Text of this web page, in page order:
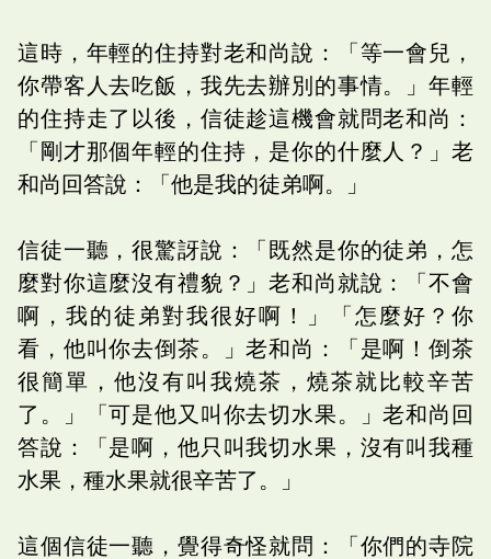
這時，年輕的住持對老和尚說：「等一會兒，
你帶客人去吃飯，我先去辦別的事情。」年輕
的住持走了以後，信徒趁這機會就問老和尚：
「剛才那個年輕的住持，是你的什麼人？」老
和尚回答說：「他是我的徒弟啊。」
信徒一聽，很驚訝說：「既然是你的徒弟，怎
麼對你這麼沒有禮貌？」老和尚就說：「不會
啊，我的徒弟對我很好啊！」「怎麼好？你
看，他叫你去倒茶。」老和尚：「是啊！倒茶
很簡單，他沒有叫我燒茶，燒茶就比較辛苦
了。」「可是他又叫你去切水果。」老和尚回
答說：「是啊，他只叫我切水果，沒有叫我種
水果，種水果就很辛苦了。」
這個信徒一聽，覺得奇怪就問：「你們的寺院